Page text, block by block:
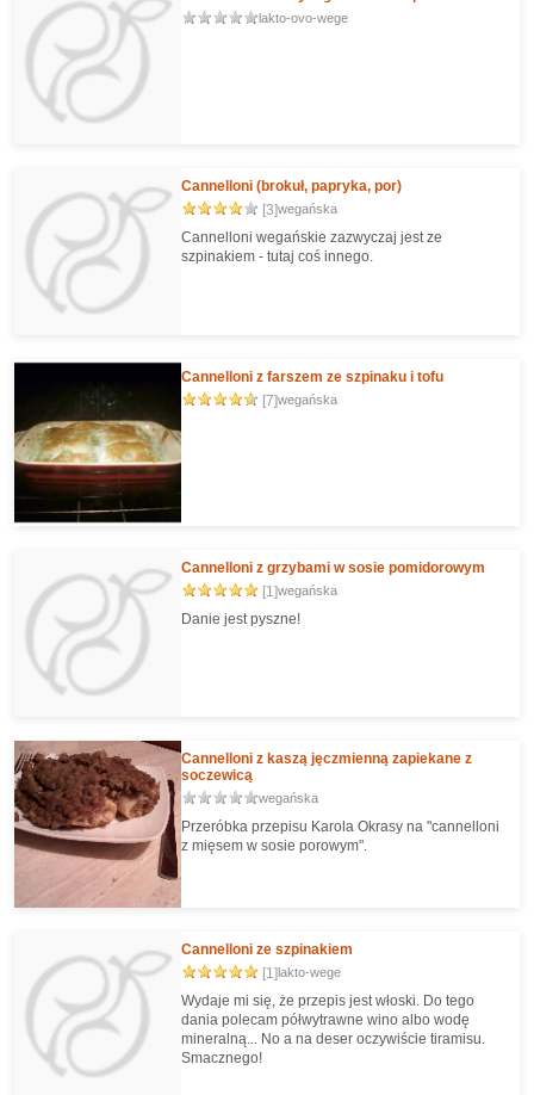
lakto-ovo-wege
Cannelloni (brokuł, papryka, por)
[3]wegańska
Cannelloni wegańskie zazwyczaj jest ze
szpinakiem - tutaj coś innego.
Cannelloni z farszem ze szpinaku i tofu
[7]wegańska
Cannelloni z grzybami w sosie pomidorowym
[1]wegańska
Danie jest pyszne!
Cannelloni z kaszą jęczmienną zapiekane z
soczewicą
wegańska
Przeróbka przepisu Karola Okrasy na "cannelloni
z mięsem w sosie porowym".
Cannelloni ze szpinakiem
[1]lakto-wege
Wydaje mi się, że przepis jest włoski. Do tego
dania polecam półwytrawne wino albo wodę
mineralną... No a na deser oczywiście tiramisu.
Smacznego!